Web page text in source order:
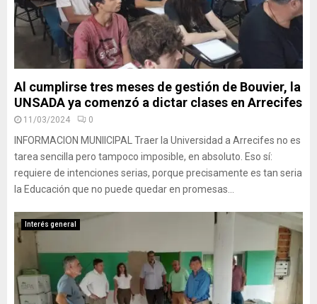
Al cumplirse tres meses de gestión de Bouvier, la
UNSADA ya comenzó a dictar clases en Arrecifes
11/03/2024 0
INFORMACION MUNIICIPAL Traer la Universidad a Arrecifes no es
tarea sencilla pero tampoco imposible, en absoluto. Eso sí:
requiere de intenciones serias, porque precisamente es tan seria
la Educación que no puede quedar en promesas...
Interés general